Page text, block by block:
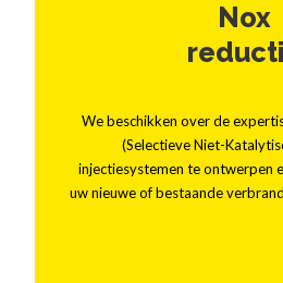
Nox
We beschikken over de
(Selectieve Niet-
injectiesystemen te ontwerpen
uw nieuwe of bestaande